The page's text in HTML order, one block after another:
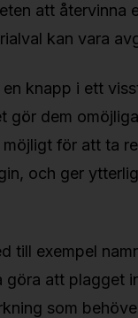
att återvinna
kan vara
knapp i ett
gör dem
för att ta
och ger
till exempel
göra att plagget
som